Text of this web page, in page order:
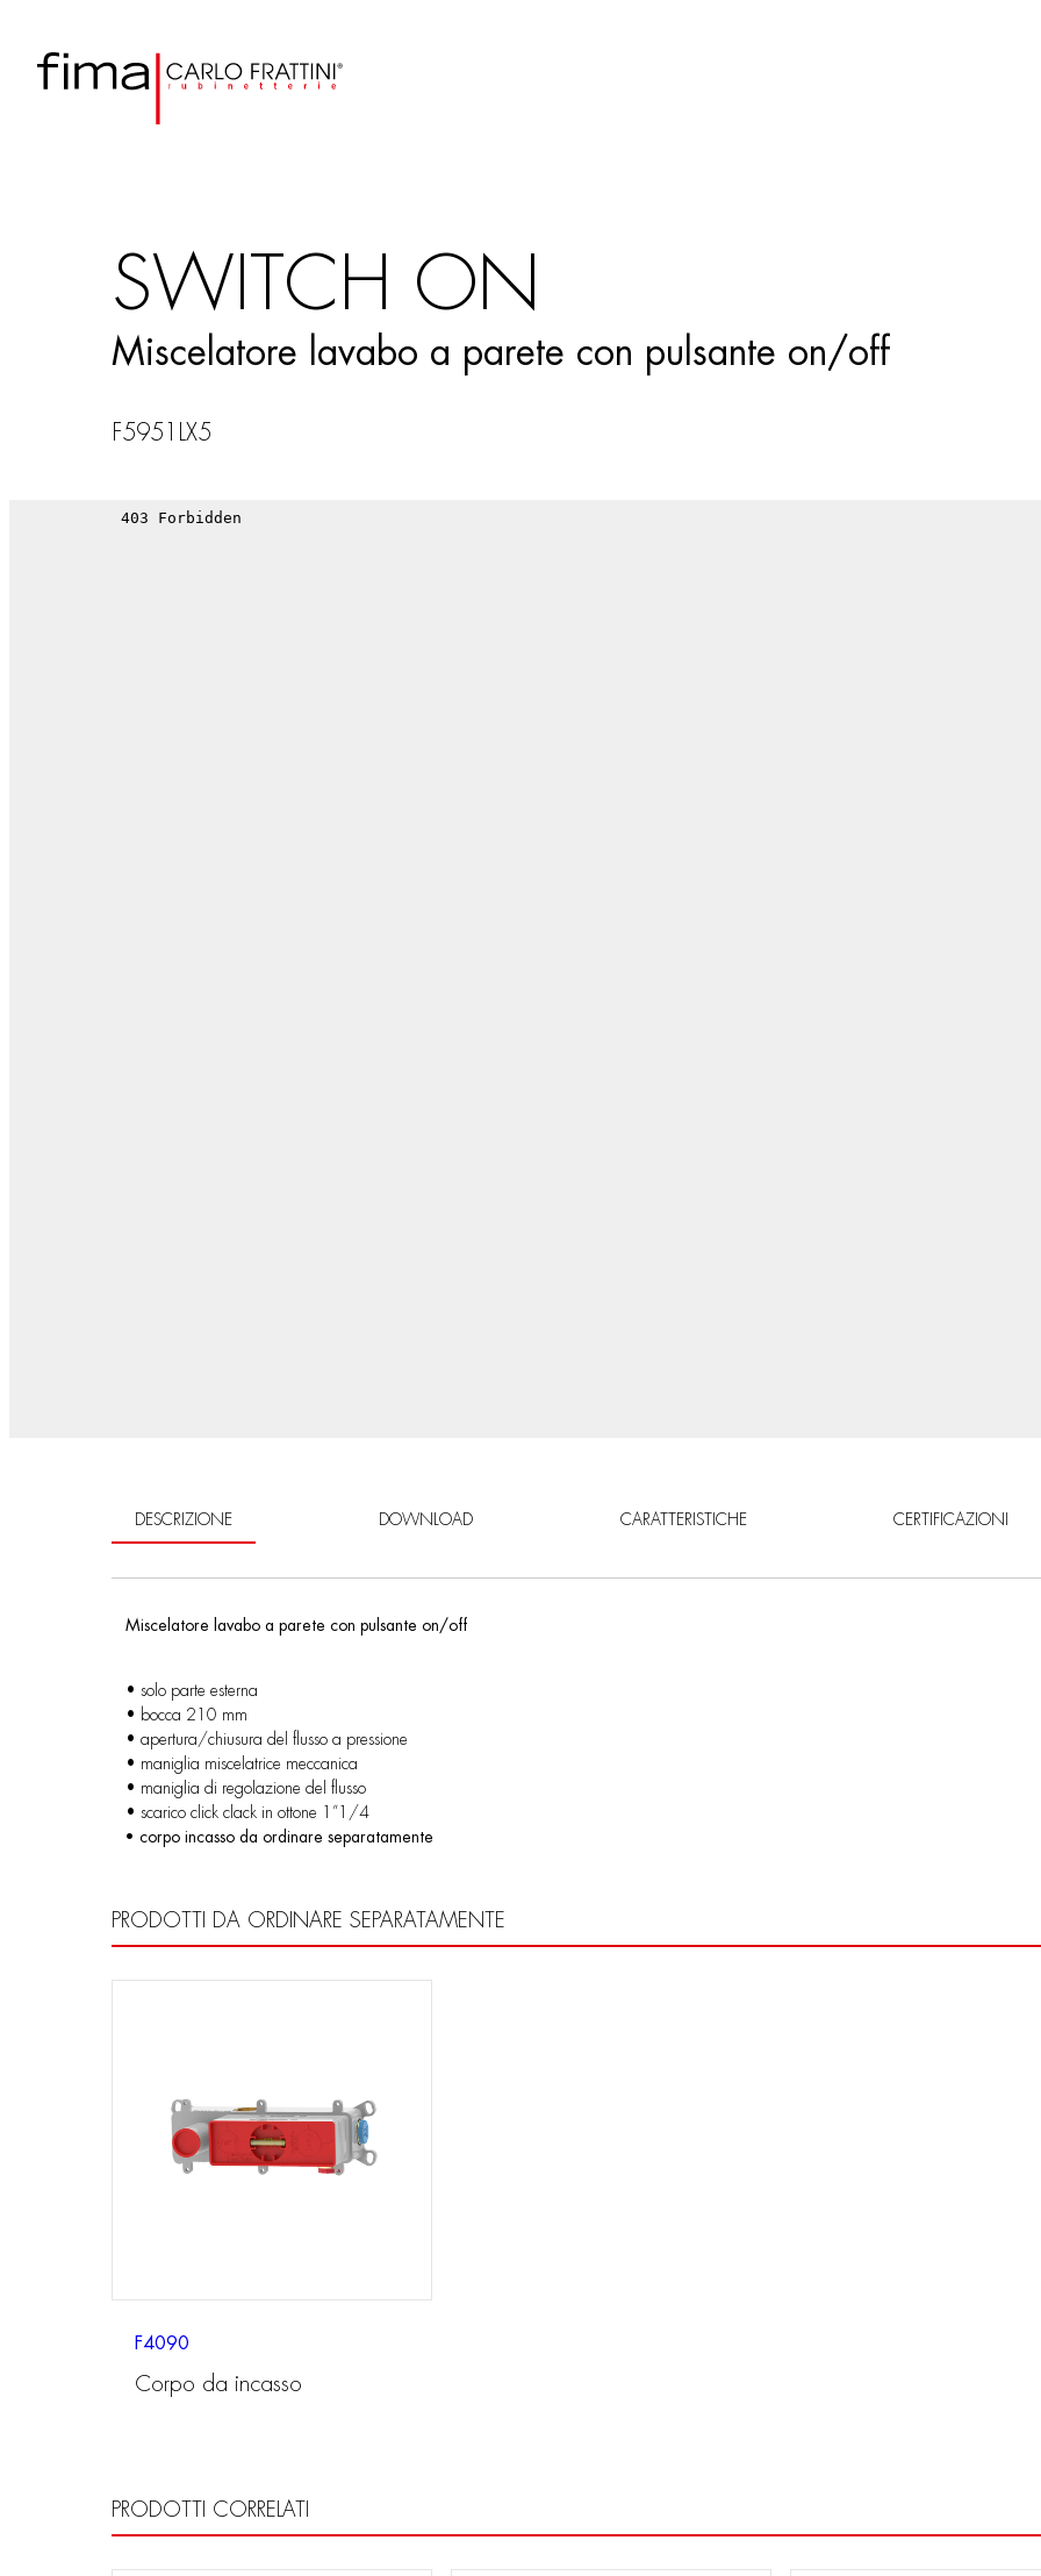
SWITCH ON
Miscelatore lavabo a parete con pulsante on/off
F5951LX5
DESCRIZIONE DOWNLOAD CARATTERISTICHE CERTIFICAZIONI
Miscelatore lavabo a parete con pulsante on/off
• solo parte esterna
• bocca 210 mm
• apertura/chiusura del flusso a pressione
• maniglia miscelatrice meccanica
• maniglia di regolazione del flusso
• scarico click clack in ottone 1”1/4
• corpo incasso da ordinare separatamente
PRODOTTI DA ORDINARE SEPARATAMENTE
F4090
Corpo da incasso
PRODOTTI CORRELATI